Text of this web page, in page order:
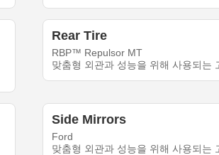
Rear Tire
RBP™ Repulsor MT
맞춤형 외관과 성능을 위해 사용되는
Side Mirrors
Ford
맞춤형 외관과 성능을 위해 사용되는